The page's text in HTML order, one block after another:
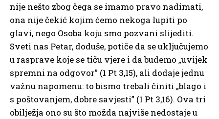
nije nešto zbog čega se imamo pravo nadimati,
ona nije čekić kojim ćemo nekoga lupiti po
glavi, nego Osoba koju smo pozvani slijediti.
Sveti nas Petar, doduše, potiče da se uključujemo
u rasprave koje se tiču vjere i da budemo „uvijek
spremni na odgovor” (1 Pt 3,15), ali dodaje jednu
važnu napomenu: to bismo trebali činiti „blago i
s poštovanjem, dobre savjesti” (1 Pt 3,16). Ova tri
obilježja ono su što možda najviše nedostaje u